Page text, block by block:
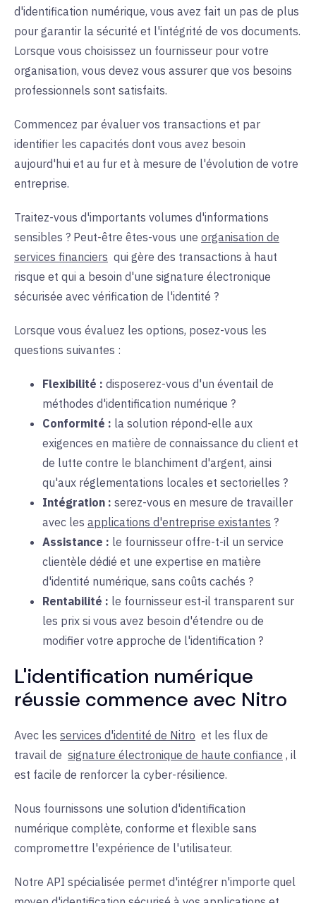
d'identification numérique, vous avez fait un pas de plus
pour garantir la sécurité et l'intégrité de vos documents.
Lorsque vous choisissez un fournisseur pour votre
organisation, vous devez vous assurer que vos besoins
professionnels sont satisfaits.
Commencez par évaluer vos transactions et par
identifier les capacités dont vous avez besoin
aujourd'hui et au fur et à mesure de l'évolution de votre
entreprise.
Traitez-vous d'importants volumes d'informations
sensibles ? Peut-être êtes-vous une organisation de
services financiers qui gère des transactions à haut
risque et qui a besoin d'une signature électronique
sécurisée avec vérification de l'identité ?
Lorsque vous évaluez les options, posez-vous les
questions suivantes :
Flexibilité : disposerez-vous d'un éventail de
méthodes d'identification numérique ?
Conformité : la solution répond-elle aux
exigences en matière de connaissance du client et
de lutte contre le blanchiment d'argent, ainsi
qu'aux réglementations locales et sectorielles ?
Intégration : serez-vous en mesure de travailler
avec les applications d'entreprise existantes ?
Assistance : le fournisseur offre-t-il un service
clientèle dédié et une expertise en matière
d'identité numérique, sans coûts cachés ?
Rentabilité : le fournisseur est-il transparent sur
les prix si vous avez besoin d'étendre ou de
modifier votre approche de l'identification ?
L'identification numérique
réussie commence avec Nitro
Avec les services d'identité de Nitro et les flux de
travail de signature électronique de haute confiance , il
est facile de renforcer la cyber-résilience.
Nous fournissons une solution d'identification
numérique complète, conforme et flexible sans
compromettre l'expérience de l'utilisateur.
Notre API spécialisée permet d'intégrer n'importe quel